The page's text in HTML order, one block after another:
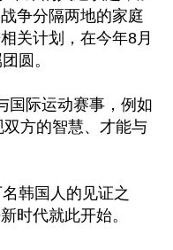
争分隔两地的家庭
关计划，在今年8月
圆。
国际运动赛事，例如
方的智慧、才能与
韩国人的见证之
时代就此开始。